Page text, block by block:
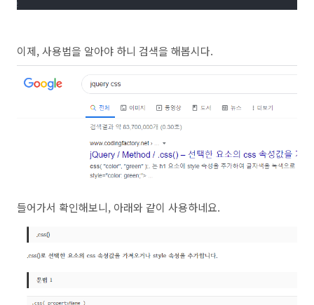
이제, 사용법을 알아야 하니 검색을 해봅시다.
들어가서 확인해보니, 아래와 같이 사용하네요.